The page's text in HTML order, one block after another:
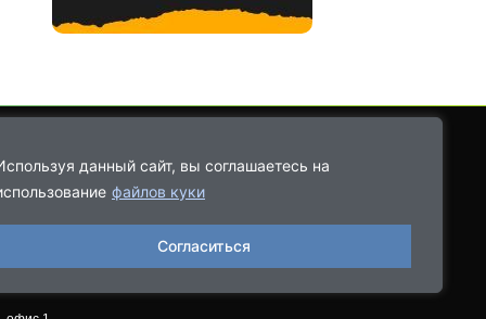
данный сайт, вы соглашаетесь на
файлов куки
Согласиться
9021-68-08-43